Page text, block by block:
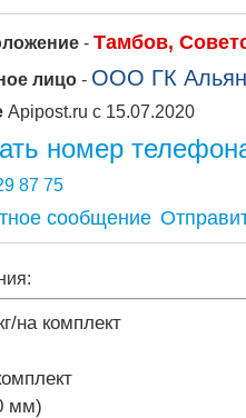
- Тамбов,
лицо - ООО ГК
Apipost.ru с 15.07.2020
номер
87 75
на комплект
мм)